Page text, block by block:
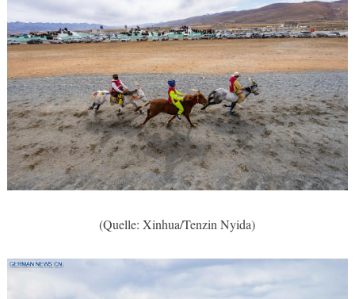
(Quelle: Xinhua/Tenzin Nyida)